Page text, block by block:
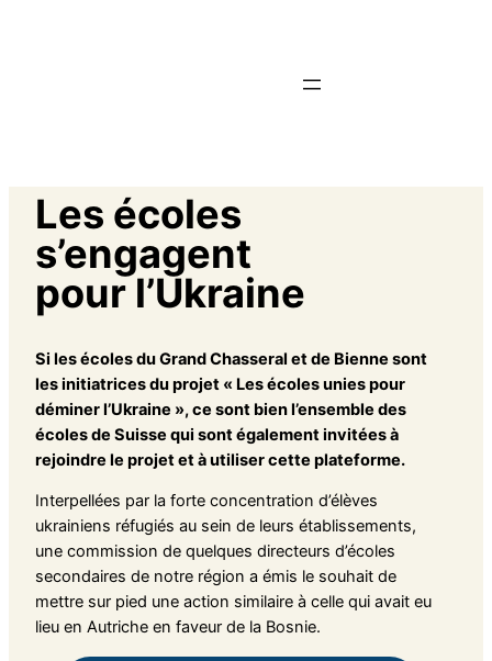
Les écoles
s’engagent
pour l’Ukraine
Si les écoles du Grand Chasseral et de Bienne sont
les initiatrices du projet « Les écoles unies pour
déminer l’Ukraine », ce sont bien l’ensemble des
écoles de Suisse qui sont également invitées à
rejoindre le projet et à utiliser cette plateforme.
Interpellées par la forte concentration d’élèves
ukrainiens réfugiés au sein de leurs établissements,
une commission de quelques directeurs d’écoles
secondaires de notre région a émis le souhait de
mettre sur pied une action similaire à celle qui avait eu
lieu en Autriche en faveur de la Bosnie.